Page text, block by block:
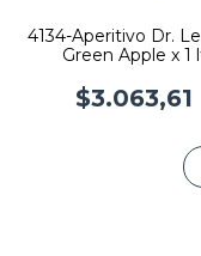
4134-Aperitivo Dr.
Green Apple x 1
$3.063,61